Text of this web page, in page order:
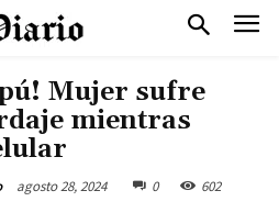
Mujer sufre
mientras
agosto 28, 2024 0 602